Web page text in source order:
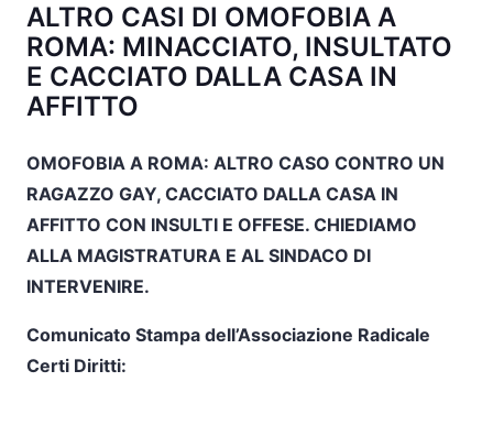
ALTRO CASI DI OMOFOBIA A
ROMA: MINACCIATO, INSULTATO
E CACCIATO DALLA CASA IN
AFFITTO
OMOFOBIA A ROMA: ALTRO CASO CONTRO UN
RAGAZZO GAY, CACCIATO DALLA CASA IN
AFFITTO CON INSULTI E OFFESE. CHIEDIAMO
ALLA MAGISTRATURA E AL SINDACO DI
INTERVENIRE.
Comunicato Stampa dell’Associazione Radicale
Certi Diritti: